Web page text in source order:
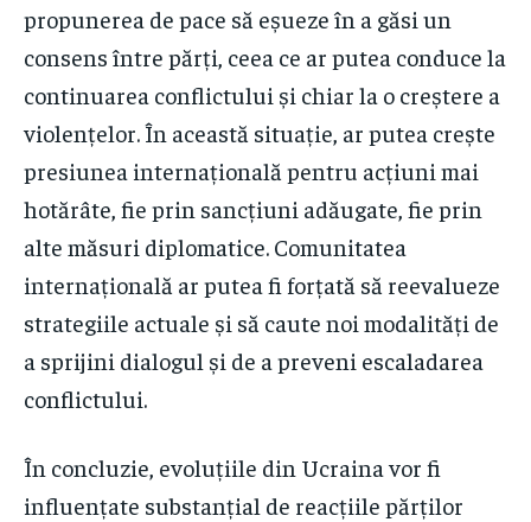
propunerea de pace să eșueze în a găsi un
consens între părți, ceea ce ar putea conduce la
continuarea conflictului și chiar la o creștere a
violențelor. În această situație, ar putea crește
presiunea internațională pentru acțiuni mai
hotărâte, fie prin sancțiuni adăugate, fie prin
alte măsuri diplomatice. Comunitatea
internațională ar putea fi forțată să reevalueze
strategiile actuale și să caute noi modalități de
a sprijini dialogul și de a preveni escaladarea
conflictului.
În concluzie, evoluțiile din Ucraina vor fi
influențate substanțial de reacțiile părților